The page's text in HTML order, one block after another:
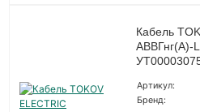
Кабель
АВВГнг(А)-
Артикул:
Бренд: